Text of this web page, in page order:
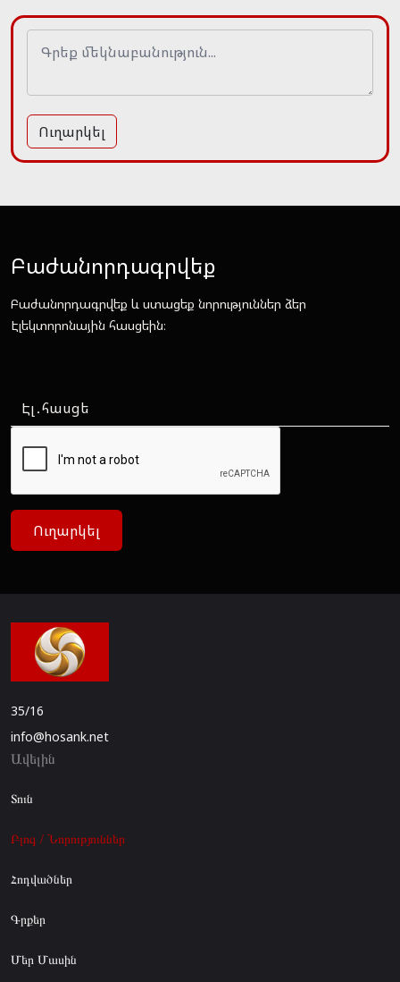
Ուղարկել
Բաժանորդագրվեք
Բաժանորդագրվեք և ստացեք նորություններ ձեր
Էլեկտորոնային հասցեին։
Ուղարկել
35/16
info@hosank.net
Ավելին
Տուն
Բլոգ / Նորություններ
Հոդվածներ
Գրքեր
Մեր Մասին